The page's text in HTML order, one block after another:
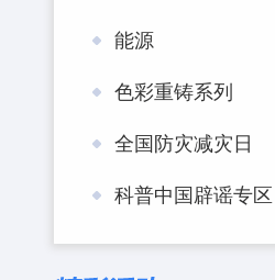
能源
色彩重铸系列
全国防灾减灾日
科普中国辟谣专区